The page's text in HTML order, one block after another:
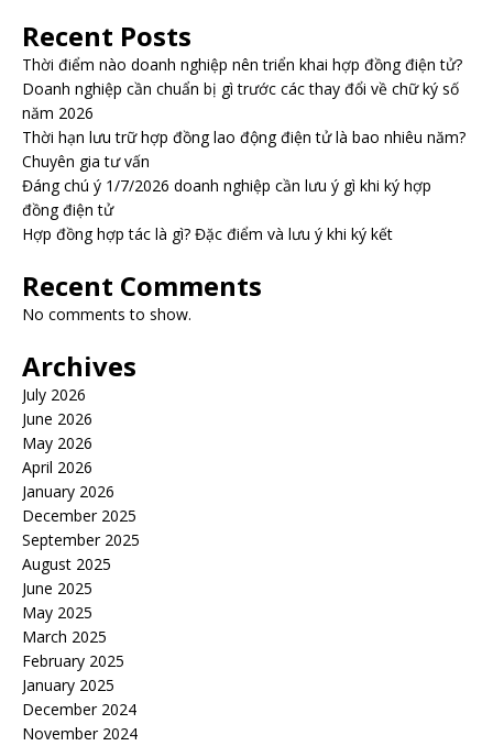
Recent Posts
Thời điểm nào doanh nghiệp nên triển khai hợp đồng điện tử?
Doanh nghiệp cần chuẩn bị gì trước các thay đổi về chữ ký số
năm 2026
Thời hạn lưu trữ hợp đồng lao động điện tử là bao nhiêu năm?
Chuyên gia tư vấn
Đáng chú ý 1/7/2026 doanh nghiệp cần lưu ý gì khi ký hợp
đồng điện tử
Hợp đồng hợp tác là gì? Đặc điểm và lưu ý khi ký kết
Recent Comments
No comments to show.
Archives
July 2026
June 2026
May 2026
April 2026
January 2026
December 2025
September 2025
August 2025
June 2025
May 2025
March 2025
February 2025
January 2025
December 2024
November 2024